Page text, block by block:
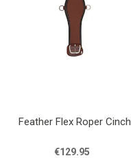
Feather Flex Roper Cinch
€129.95